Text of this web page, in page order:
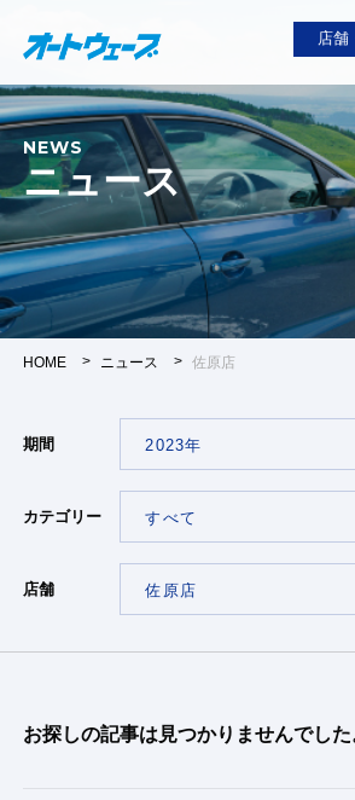
店舗
NEWS
ニュース
HOME ニュース 佐原店
期間
カテゴリー
店舗
お探しの記事は見つかりませんでした